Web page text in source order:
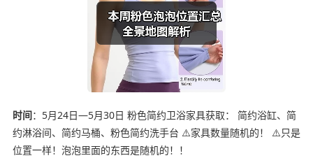
时间：5月24日—5月30日 粉色简约卫浴家具获取： 简约浴缸、简
约淋浴间、简约马桶、粉色简约洗手台 ⚠️家具数量随机的！ ⚠️只是
位置一样！泡泡里面的东西是随机的！！